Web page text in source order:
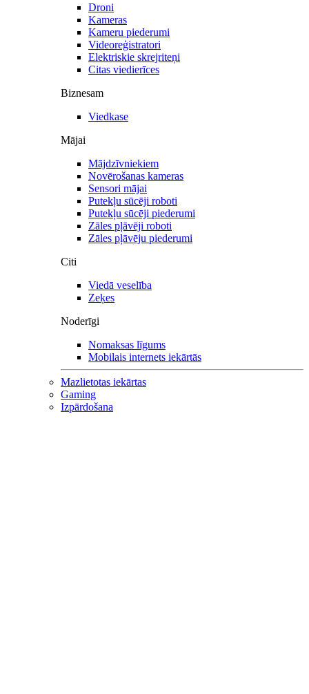
Droni
Kameras
Kameru piederumi
Videoreģistratori
Elektriskie skrejriteņi
Citas viedierīces
Biznesam
Viedkase
Mājai
Mājdzīvniekiem
Novērošanas kameras
Sensori mājai
Putekļu sūcēji roboti
Putekļu sūcēji piederumi
Zāles pļāvēji roboti
Zāles pļāvēju piederumi
Citi
Viedā veselība
Zeķes
Noderīgi
Nomaksas līgums
Mobilais internets iekārtās
Mazlietotas iekārtas
Gaming
Izpārdošana